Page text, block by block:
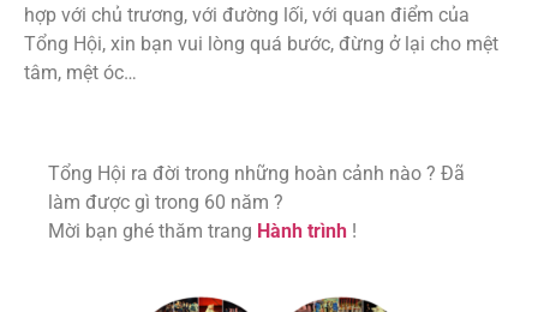
hợp với chủ trương, với đường lối, với quan điểm của
Tổng Hội, xin bạn vui lòng quá bước, đừng ở lại cho mệt
tâm, mệt óc…
Tổng Hội ra đời trong những hoàn cảnh nào ? Đã
làm được gì trong 60 năm ?
Mời bạn ghé thăm trang Hành trình !